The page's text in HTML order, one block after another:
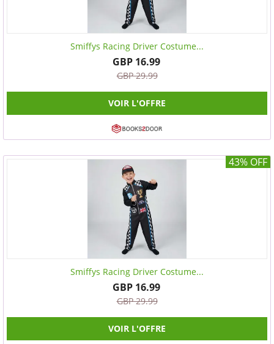
Smiffys Racing Driver Costume...
GBP 16.99
GBP 29.99
VOIR L'OFFRE
43% OFF
Smiffys Racing Driver Costume...
GBP 16.99
GBP 29.99
VOIR L'OFFRE